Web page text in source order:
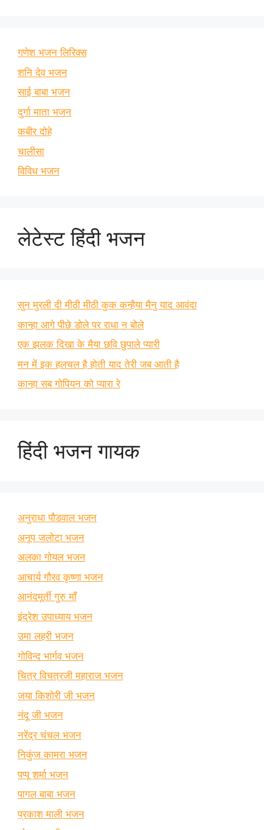
गणेश भजन लिरिक्स
शनि देव भजन
साई बाबा भजन
दुर्गा माता भजन
कबीर दोहे
चालीसा
विविध भजन
लेटेस्ट हिंदी भजन
सुन मुरली दी मीठी मीठी कुक कन्हैया मैनु याद आवंदा
कान्हा आगे पीछे डोले पर राधा न बोले
एक झलक दिखा के मैया छवि छुपाले प्यारी
मन में इक हलचल है होती याद तेरी जब आती है
कान्हा सब गोपियन को प्यारा रे
हिंदी भजन गायक
अनुराधा पौडवाल भजन
अनूप जलोटा भजन
अलका गोयल भजन
आचार्य गौरव कृष्णा भजन
आनंदमूर्ती गुरु माँ
इंद्रेश उपाध्याय भजन
उमा लहरी भजन
गोविन्द भार्गव भजन
चित्र विचत्रजी महाराज भजन
जया किशोरी जी भजन
नंदू जी भजन
नरेंद्र चंचल भजन
निकुंज कामरा भजन
पप्पू शर्मा भजन
पागल बाबा भजन
प्रकाश माली भजन